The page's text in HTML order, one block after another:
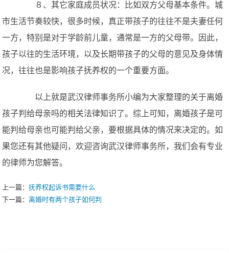
８、其它家庭成员状况：比如双方父母基本条件。城
市生活节奏较快，很多时候，真正带孩子的往往不是夫妻任何
一方，特别是对于学龄前儿童，通常是一方的父母带。因此，
孩子以往的生活环境，以及长期带孩子的父母的意见及身体情
况，往往也是影响孩子抚养权的一个重要方面。
以上就是武汉律师事务所小编为大家整理的关于离婚
孩子判给母亲吗的相关法律知识了。综上可知，离婚孩子是可
能判给母亲也可能判给父亲，要根据具体的情况来决定的。如
果您还有其他疑问，欢迎咨询武汉律师事务所，我们会有专业
的律师为您解答。
上一篇：抚养权起诉书需要什么
下一篇：离婚时有两个孩子如何判